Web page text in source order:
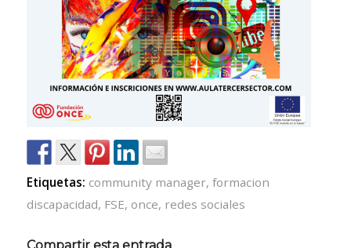
Etiquetas: community manager, formacion
discapacidad, FSE, once, redes sociales